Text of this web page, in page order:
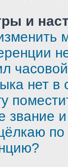
и
нет в
звание
по